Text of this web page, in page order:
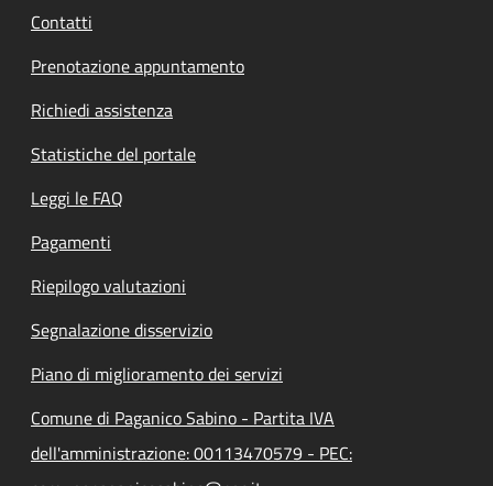
Contatti
Prenotazione appuntamento
Richiedi assistenza
Statistiche del portale
Leggi le FAQ
Pagamenti
Riepilogo valutazioni
Segnalazione disservizio
Piano di miglioramento dei servizi
Comune di Paganico Sabino - Partita IVA
dell'amministrazione: 00113470579 - PEC: